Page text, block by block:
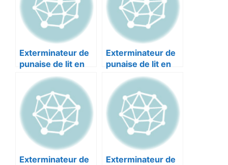
Exterminateur de
punaise de lit en
Alpes-maritimes :
4F 3D NICE 06300
Exterminateur de
punaise de lit en
Alpes-maritimes :
COLIN NICE
06200
Exterminateur de
Exterminateur de